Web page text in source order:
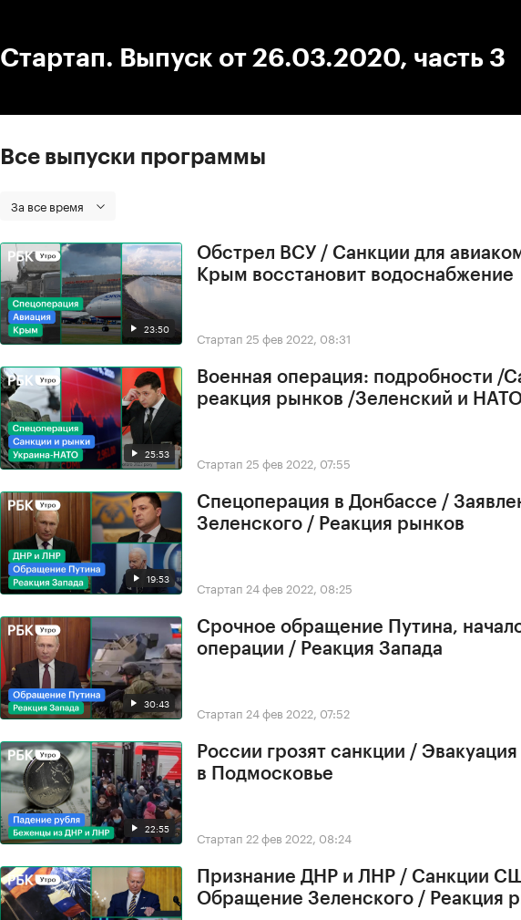
Стартап. Выпуск от 26.03.2020, часть 3
Все выпуски программы
За все время
23:50
Обстрел ВСУ / Санкции для
Крым восстановит водоснабжение
Стартап 25 фев 2022, 08:31
25:53
Военная операция: подробности /
реакция рынков /Зеленский и
Стартап 25 фев 2022, 07:55
19:53
Спецоперация в Донбассе /
Зеленского / Реакция рынков
Стартап 24 фев 2022, 08:25
30:43
Срочное обращение Путина,
операции / Реакция Запада
Стартап 24 фев 2022, 07:52
22:55
России грозят санкции /
в Подмосковье
Стартап 22 фев 2022, 08:24
Признание ДНР и ЛНР / Санкции
Обращение Зеленского / Реакция